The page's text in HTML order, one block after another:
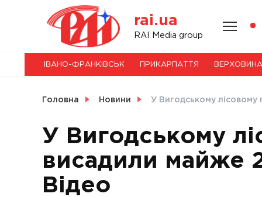
rai.ua
RAI Media group
НОВИНИ
СВІТ
УКРАЇНА
ІВАНО-ФРАНКІВСЬК ПРИКАРПАТТЯ ВЕРХОВИНА
Головна Новини У Вигодському лісовому
У Вигодському
висадили майже
Відео